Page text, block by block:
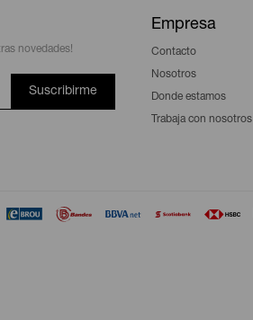
novedades!
Suscribirme
Empresa
Contacto
Nosotros
Donde estamos
Trabaja con nosotros